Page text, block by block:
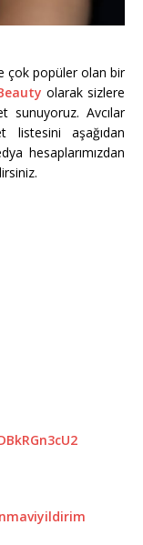
çok popüler olan bir
olarak sizlere
sunuyoruz. Avcılar
listesini aşağıdan
hesaplarımızdan